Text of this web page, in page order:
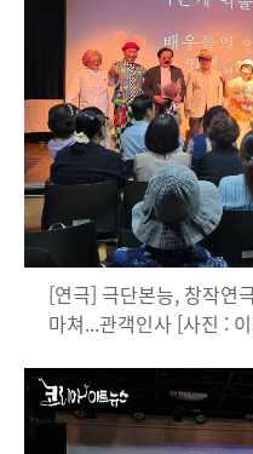
[연극] 극단본능, 창작연
마쳐...관객인사 [사진 :